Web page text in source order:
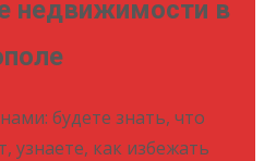
недвижимости в
будете знать, что
узнаете, как избежать